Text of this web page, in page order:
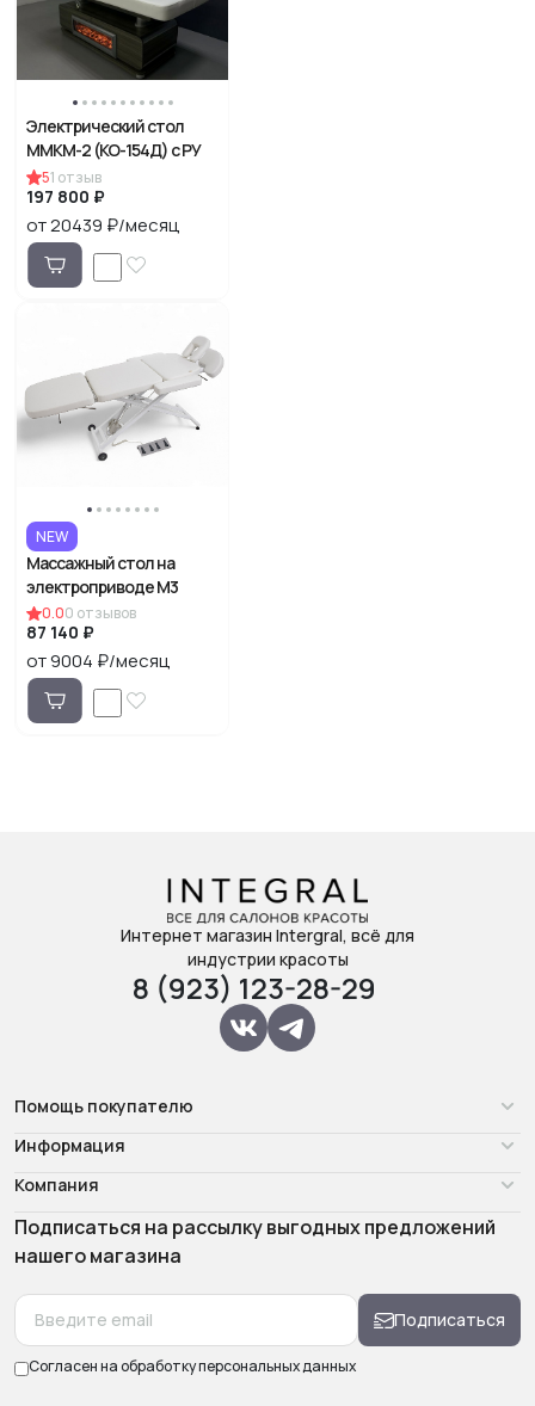
Электрический стол
ММКМ-2 (КО-154Д) с РУ
51 отзыв
197 800 ₽
от 20439 ₽/месяц
NEW
Массажный стол на
электроприводе М3
0.00 отзывов
87 140 ₽
от 9004 ₽/месяц
Интернет магазин Intergral, всё для
индустрии красоты
8 (923) 123-28-29
Помощь покупателю
Информация
Компания
Подписаться на рассылку выгодных предложений
нашего магазина
Подписаться
Согласен на обработкуперсональных данных